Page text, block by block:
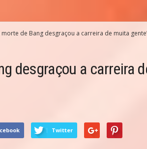
morte de Bang desgraçou a carreira de muita
desgraçou a carreira
Twitter